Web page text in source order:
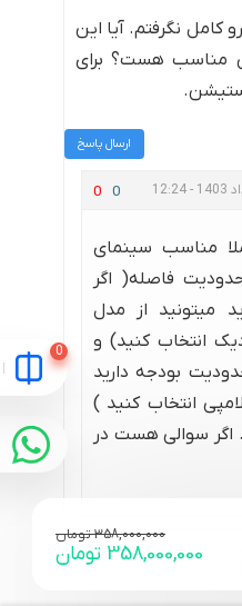
کامل نگرفتم. آیا این
مناسب هست؟ برای
ارسال پاسخ
0 0
مناسب سینمای
فاصله( اگر
میتونید از مدل
انتخاب کنید) و
بودجه دارید
انتخاب کنید )
سوالی هست در
0
358,000,000تومان
358,000,000 تومان